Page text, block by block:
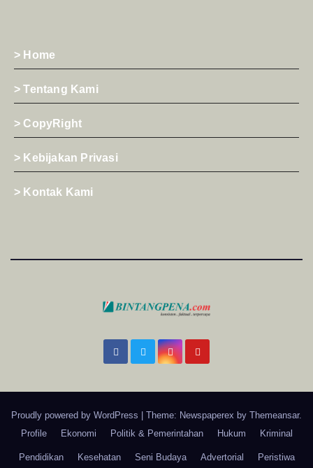
> Home
> Tentang Kami
> CopyRight
> Kebijakan Privasi
> Kontak Kami
Proudly powered by WordPress | Theme: Newspaperex by Themeansar.
Profile
Ekonomi Politik & Pemerintahan Hukum Kriminal
Pendidikan Kesehatan Seni Budaya Advertorial Peristiwa